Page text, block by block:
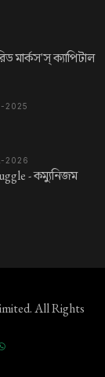
মার্কস'স্ ক্যাপিটাল
2025
2026
-কম্যুনিজম
. All Rights